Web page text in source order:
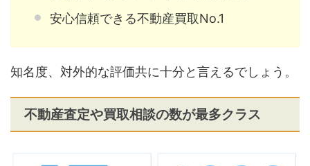
安心信頼できる不動産買取No.1
知名度、対外的な評価共に十分と言えるでしょう。
不動産査定や買取相談の数が最多クラス